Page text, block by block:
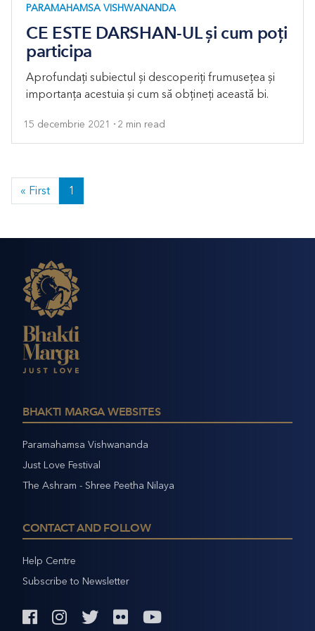
PARAMAHAMSA VISHWANANDA
CE ESTE DARSHAN-UL și cum poți
participa
Aprofundați subiectul și descoperiți frumusețea și
importanța acestuia și cum să obțineți această bi.
15 decembrie 2021 2 min read
« First 1
BHAKTI MARGA WEBSITES
Paramahamsa Vishwananda
Just Love Festival
The Ashram - Shree Peetha Nilaya
CONTACT AND FOLLOW
Help Centre
Subscribe to Newsletter